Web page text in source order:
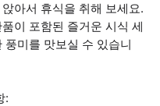
아서 휴식을 취해 보세요.
이 포함된 즐거운 시식 세
미를 맛보실 수 있습니
: